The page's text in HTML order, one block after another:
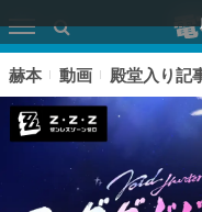
赫本 動画 殿堂入り記